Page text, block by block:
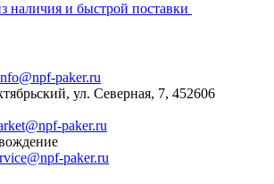
наличия и быстрой поставки
paker.ru
ул. Северная, 7, 452606
paker.ru
paker.ru